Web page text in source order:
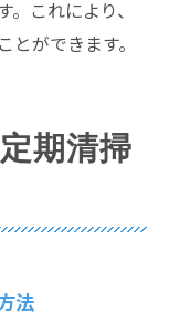
これにより、
ができます。
期清掃
法